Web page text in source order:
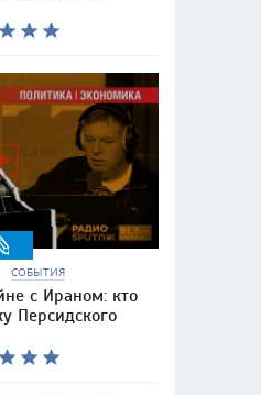
СОБЫТИЯ
с Ираном: кто
Персидского